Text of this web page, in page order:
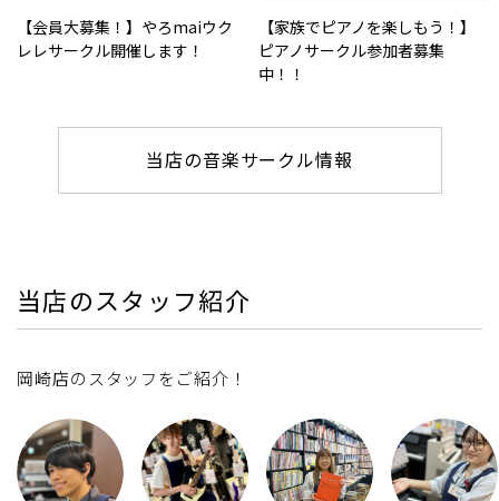
【会員大募集！】やろmaiウク
レレサークル開催します！
【家族でピアノを楽しもう！】
ピアノサークル参加者募集
中！！
当店の音楽サークル情報
当店のスタッフ紹介
岡崎店のスタッフをご紹介！